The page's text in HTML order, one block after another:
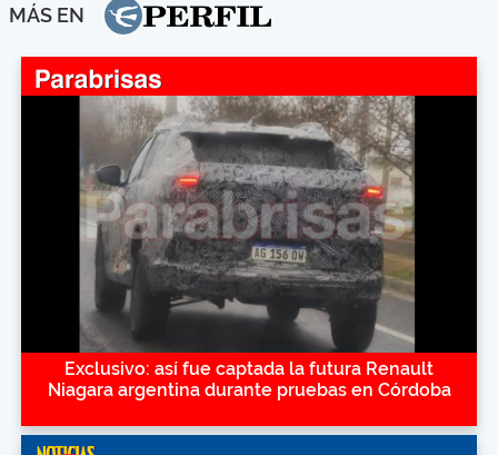
MÁS EN
Exclusivo: así fue captada la futura Renault
Niagara argentina durante pruebas en Córdoba